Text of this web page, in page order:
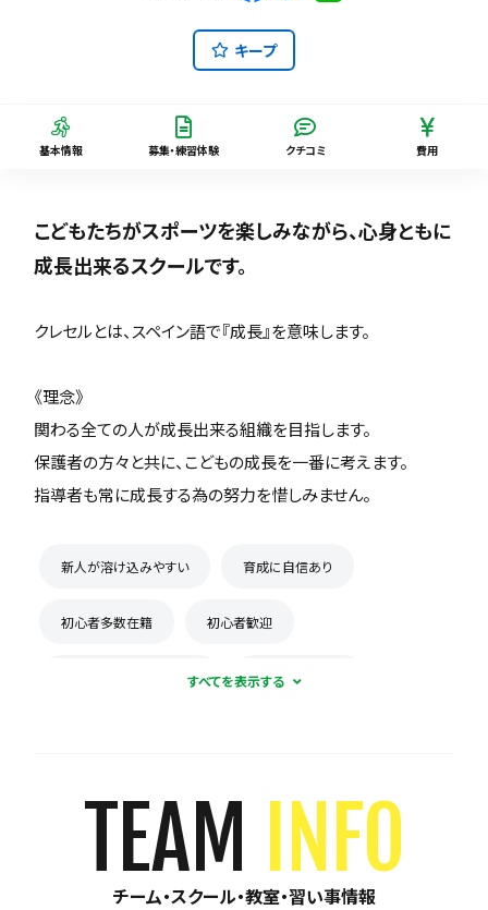
キープ
基本情報 募集・練習体験 クチコミ 費用
こどもたちがスポーツを楽しみながら、心身ともに
成長出来るスクールです。
クレセルとは、スペイン語で『成長』を意味します。
《理念》
関わる全ての人が成長出来る組織を目指します。
保護者の方々と共に、こどもの成長を一番に考えます。
指導者も常に成長する為の努力を惜しみません。
新人が溶け込みやすい 育成に自信あり
初心者多数在籍 初心者歓迎
コーチとの距離感が近い 練習場所が広い
TEAM INFO
チーム・スクール・教室・習い事情報